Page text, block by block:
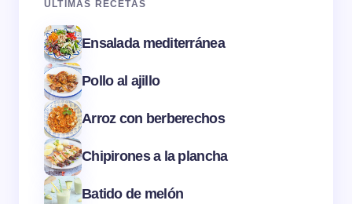
ÚLTIMAS RECETAS
Ensalada mediterránea
Pollo al ajillo
Arroz con berberechos
Chipirones a la plancha
Batido de melón